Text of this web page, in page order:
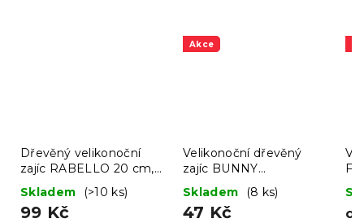
Dřevěný velikonoční
zajíc RABELLO 20 cm,
bílý
Skladem (>10 ks)
99 Kč
Akce
Velikonoční dřevěný
zajíc BUNNY
SILHOUETTE - více
variant
Skladem (8 ks)
47 Kč od